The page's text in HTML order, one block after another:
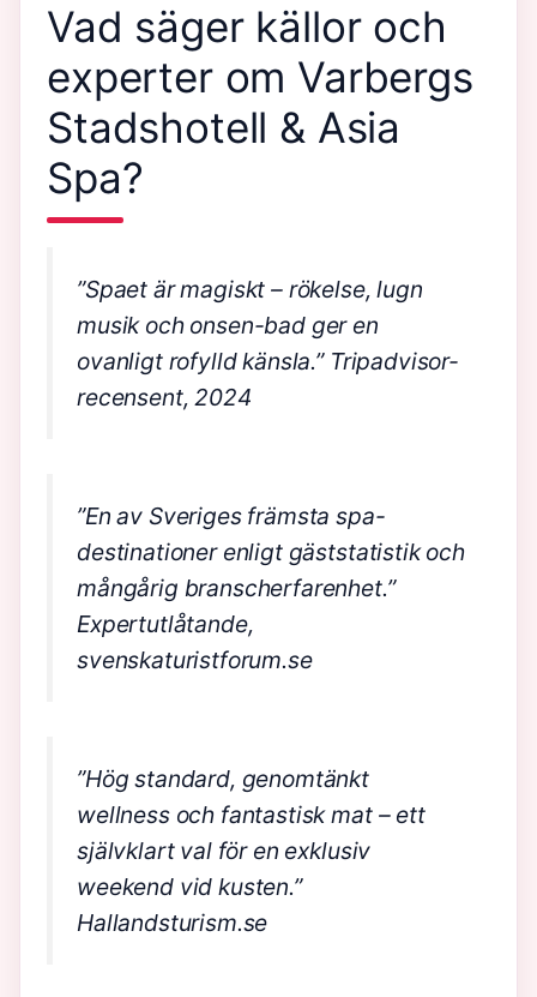
Vad säger källor och
experter om Varbergs
Stadshotell & Asia
Spa?
”Spaet är magiskt – rökelse, lugn
musik och onsen-bad ger en
ovanligt rofylld känsla.” Tripadvisor-
recensent, 2024
”En av Sveriges främsta spa-
destinationer enligt gäststatistik och
mångårig branscherfarenhet.”
Expertutlåtande,
svenskaturistforum.se
”Hög standard, genomtänkt
wellness och fantastisk mat – ett
självklart val för en exklusiv
weekend vid kusten.”
Hallandsturism.se